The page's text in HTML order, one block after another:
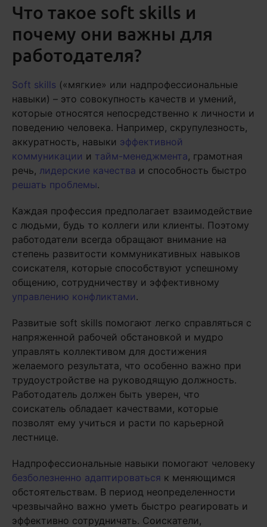
Что такое soft skills и
почему они важны для
работодателя?
Soft skills («мягкие» или надпрофессиональные
навыки) – это совокупность качеств и умений,
которые относятся непосредственно к личности и
поведению человека. Например, скрупулезность,
аккуратность, навыки эффективной
коммуникации и тайм-менеджмента, грамотная
речь, лидерские качества и способность быстро
решать проблемы.
Каждая профессия предполагает взаимодействие
с людьми, будь то коллеги или клиенты. Поэтому
работодатели всегда обращают внимание на
степень развитости коммуникативных навыков
соискателя, которые способствуют успешному
общению, сотрудничеству и эффективному
управлению конфликтами.
Развитые soft skills помогают легко справляться с
напряженной рабочей обстановкой и мудро
управлять коллективом для достижения
желаемого результата, что особенно важно при
трудоустройстве на руководящую должность.
Работодатель должен быть уверен, что
соискатель обладает качествами, которые
позволят ему учиться и расти по карьерной
лестнице.
Надпрофессиональные навыки помогают человеку
безболезненно адаптироваться к меняющимся
обстоятельствам. В период неопределенности
чрезвычайно важно уметь быстро реагировать и
эффективно сотрудничать. Соискатели,